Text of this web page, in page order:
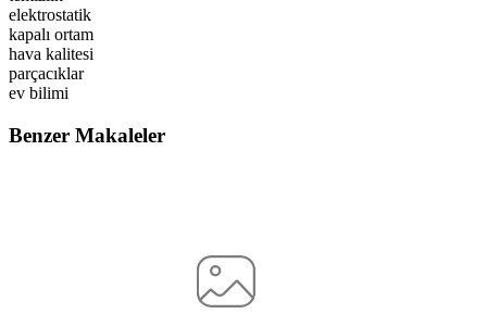
elektrostatik
kapalı ortam
hava kalitesi
parçacıklar
ev bilimi
Benzer Makaleler